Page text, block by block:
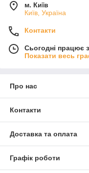
м. Київ
Київ, Україна
Контакти
Сьогодні працює
Показати весь
Про нас
Контакти
Доставка та оплата
Графік роботи